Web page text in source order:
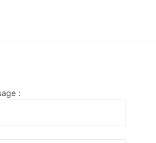
: